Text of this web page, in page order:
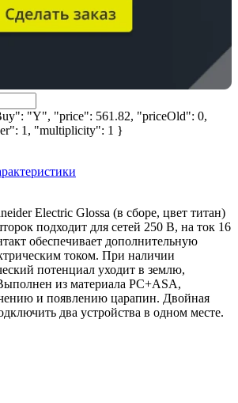
"Y", "price": 561.82, "priceOld": 0,
1, "multiplicity": 1 }
Electric Glossa (в сборе, цвет титан)
подходит для сетей 250 В, на ток 16
обеспечивает дополнительную
током. При наличии
потенциал уходит в землю,
из материала PС+ASA,
и появлению царапин. Двойная
два устройства в одном месте.